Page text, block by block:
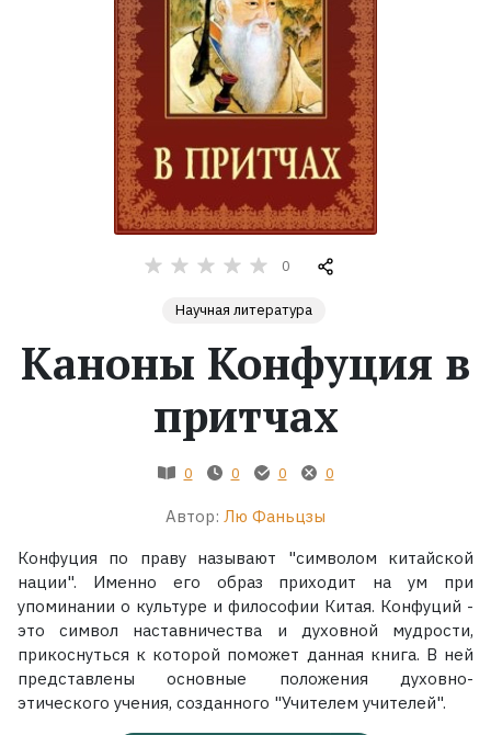
обсуждаемые
0
Научная литература
Каноны Конфуция в
притчах
0 0 0 0
Автор: Лю Фаньцзы
Конфуция по праву называют "символом китайской
нации". Именно его образ приходит на ум при
упоминании о культуре и философии Китая. Конфуций -
это символ наставничества и духовной мудрости,
прикоснуться к которой поможет данная книга. В ней
представлены основные положения духовно-
этического учения, созданного "Учителем учителей".